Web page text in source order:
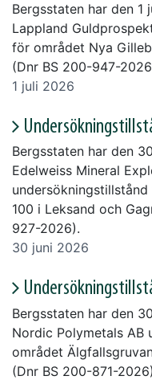
Bergsstaten har den
Lappland
för området Nya
(Dnr BS 200-947-
1 juli 2026
Bergsstaten har den
Edelweiss Mineral
100 i Leksand och
927-2026).
30 juni 2026
Bergsstaten har den
Nordic Polymetals AB
området
(Dnr BS 200-871-